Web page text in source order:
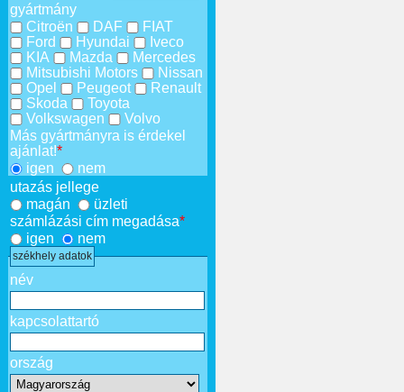
gyártmány
Citroën
DAF
FIAT
Ford
Hyundai
Iveco
KIA
Mazda
Mercedes
Mitsubishi Motors
Nissan
Opel
Peugeot
Renault
Skoda
Toyota
Volkswagen
Volvo
Más gyártmányra is érdekel
ajánlat!*
igen
nem
utazás jellege
magán
üzleti
számlázási cím megadása*
igen
nem
székhely adatok
név
kapcsolattartó
ország